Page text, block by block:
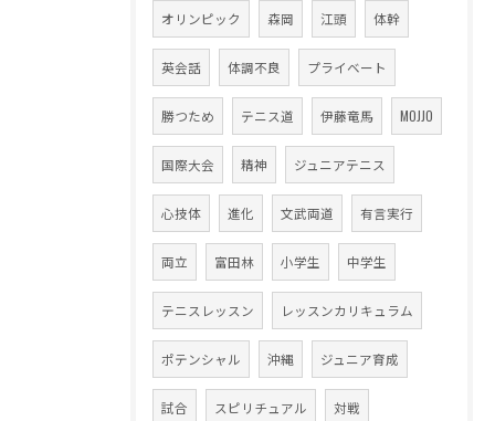
オリンピック 森岡 江頭 体幹
英会話 体調不良 プライベート
勝つため テニス道 伊藤竜馬 MOJJO
国際大会 精神 ジュニアテニス
心技体 進化 文武両道 有言実行
両立 富田林 小学生 中学生
テニスレッスン レッスンカリキュラム
ポテンシャル 沖縄 ジュニア育成
試合 スピリチュアル 対戦